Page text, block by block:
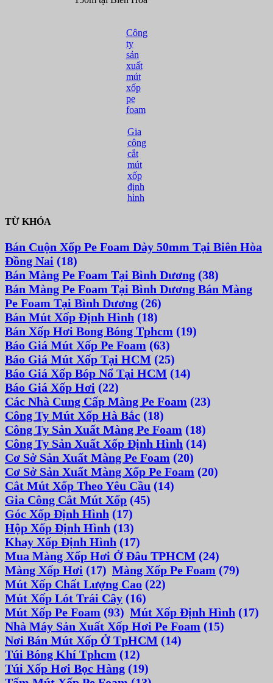
Công
ty
sản
xuất
mút
xốp
pe
foam
Gia
công
cắt
mút
xốp
định
hình
TỪ KHÓA
Bán Cuộn Xốp Pe Foam Dày 50mm Tại Biên Hòa
Đồng Nai (18)
Bán Màng Pe Foam Tại Bình Dương (38)
Bán Màng Pe Foam Tại Bình Dương Bán Màng
Pe Foam Tại Bình Dương (26)
Bán Mút Xốp Định Hình (18)
Bán Xốp Hơi Bong Bóng Tphcm (19)
Báo Giá Mút Xốp Pe Foam (63)
Báo Giá Mút Xốp Tại HCM (25)
Báo Giá Xốp Bóp Nổ Tại HCM (14)
Báo Giá Xốp Hơi (22)
Các Nhà Cung Cấp Màng Pe Foam (23)
Công Ty Mút Xốp Hà Bắc (18)
Công Ty Sản Xuất Màng Pe Foam (18)
Công Ty Sản Xuất Xốp Định Hình (14)
Cơ Sở Sản Xuất Màng Pe Foam (20)
Cơ Sở Sản Xuất Màng Xốp Pe Foam (20)
Cắt Mút Xốp Theo Yêu Cầu (14)
Gia Công Cắt Mút Xốp (45)
Góc Xốp Định Hình (17)
Hộp Xốp Định Hình (13)
Khay Xốp Định Hình (17)
Mua Màng Xốp Hơi Ở Đâu TPHCM (24)
Màng Xốp Hơi (17) Màng Xốp Pe Foam (79)
Mút Xốp Chất Lượng Cao (22)
Mút Xốp Lót Trái Cây (16)
Mút Xốp Pe Foam (93) Mút Xốp Định Hình (17)
Nhà Máy Sản Xuất Xốp Hơi Pe Foam (15)
Nơi Bán Mút Xốp Ở TpHCM (14)
Túi Bóng Khí Tphcm (12)
Túi Xốp Hơi Bọc Hàng (19)